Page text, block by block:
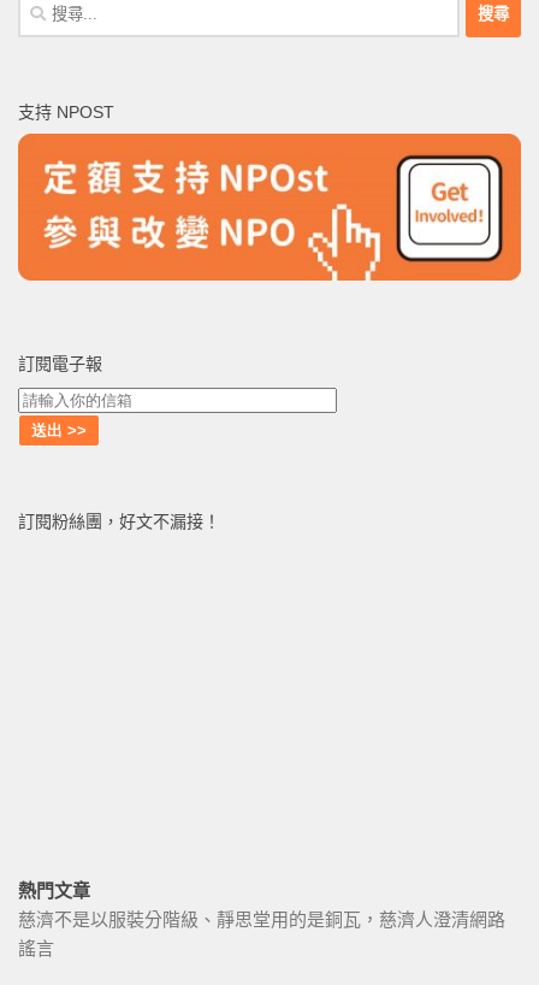
尋
字:
支持 NPOST
訂閱電子報
訂閱粉絲團，好文不漏接！
熱門文章
慈濟不是以服裝分階級、靜思堂用的是銅瓦，慈濟人澄清網路
謠言